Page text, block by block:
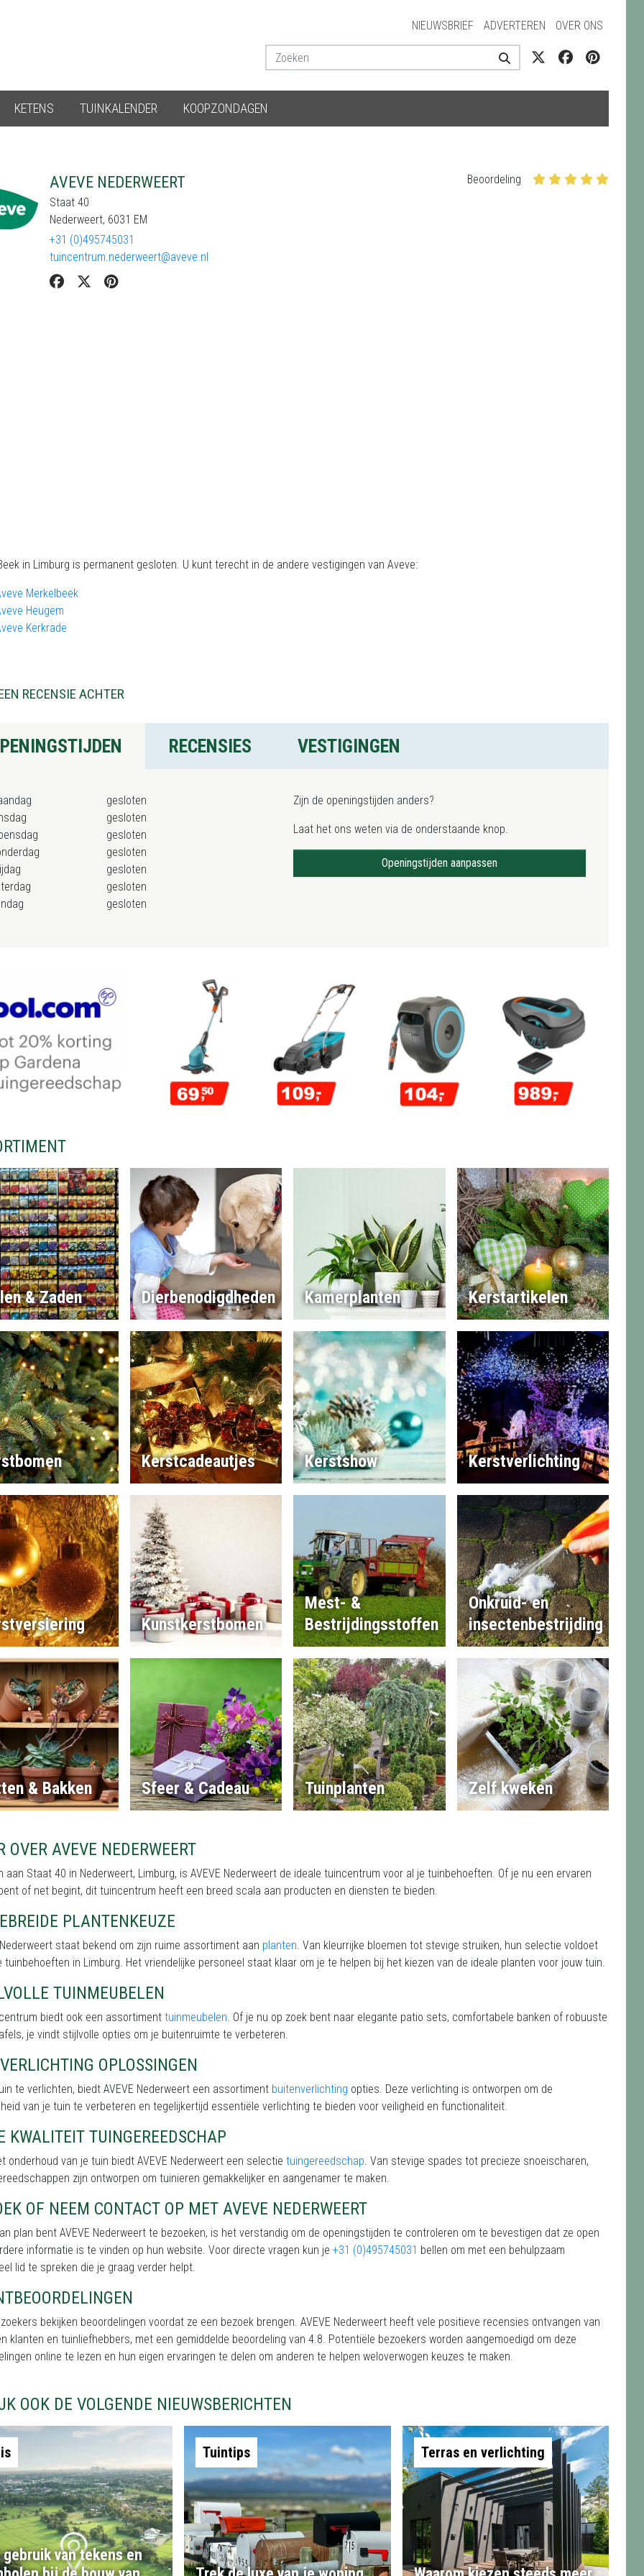
NIEUWSBRIEF ADVERTEREN OVER ONS
KETENS TUINKALENDER KOOPZONDAGEN
AVEVE NEDERWEERT
Staat 40
Nederweert, 6031 EM
+31 (0)495745031
tuincentrum.nederweert@aveve.nl
Beoordeling
in Limburg is permanent gesloten. U kunt terecht in de andere vestigingen van Aveve:
Merkelbeek
Heugem
Kerkrade
RECENSIE ACHTER
RECENSIES VESTIGINGEN
gesloten
gesloten
gesloten
gesloten
gesloten
gesloten
gesloten
Zijn de openingstijden anders?
Laat het ons weten via de onderstaande knop.
Openingstijden aanpassen
& Zaden Dierbenodigdheden Kamerplanten Kerstartikelen
Kerstcadeautjes Kerstshow Kerstverlichting
Kunstkerstbomen
Mest- &
Bestrijdingsstoffen
Onkruid- en
insectenbestrijding
& Bakken Sfeer & Cadeau Tuinplanten Zelf kweken
OVER AVEVE NEDERWEERT
aan Staat 40 in Nederweert, Limburg, is AVEVE Nederweert de ideale tuincentrum voor al je tuinbehoeften. Of je nu een ervaren
of net begint, dit tuincentrum heeft een breed scala aan producten en diensten te bieden.
PLANTENKEUZE
Nederweert staat bekend om zijn ruime assortiment aan planten . Van kleurrijke bloemen tot stevige struiken, hun selectie voldoet
tuinbehoeften in Limburg. Het vriendelijke personeel staat klaar om je te helpen bij het kiezen van de ideale planten voor jouw tuin.
TUINMEUBELEN
biedt ook een assortiment tuinmeubelen . Of je nu op zoek bent naar elegante patio sets, comfortabele banken of robuuste
je vindt stijlvolle opties om je buitenruimte te verbeteren.
OPLOSSINGEN
te verlichten, biedt AVEVE Nederweert een assortiment buitenverlichting opties. Deze verlichting is ontworpen om de
van je tuin te verbeteren en tegelijkertijd essentiële verlichting te bieden voor veiligheid en functionaliteit.
KWALITEIT TUINGEREEDSCHAP
onderhoud van je tuin biedt AVEVE Nederweert een selectie tuingereedschap . Van stevige spades tot precieze snoeischaren,
zijn ontworpen om tuinieren gemakkelijker en aangenamer te maken.
OF NEEM CONTACT OP MET AVEVE NEDERWEERT
plan bent AVEVE Nederweert te bezoeken, is het verstandig om de openingstijden te controleren om te bevestigen dat ze open
informatie is te vinden op hun website. Voor directe vragen kun je +31 (0)495745031 bellen om met een behulpzaam
lid te spreken die je graag verder helpt.
bekijken beoordelingen voordat ze een bezoek brengen. AVEVE Nederweert heeft vele positieve recensies ontvangen van
klanten en tuinliefhebbers, met een gemiddelde beoordeling van 4.8. Potentiële bezoekers worden aangemoedigd om deze
online te lezen en hun eigen ervaringen te delen om anderen te helpen weloverwogen keuzes te maken.
OOK DE VOLGENDE NIEUWSBERICHTEN
gebruik van tekens en
Tuintips Terras en verlichting